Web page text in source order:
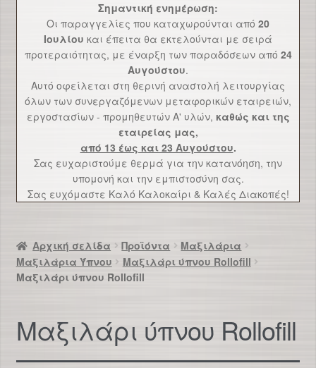
Επικοινωνία
Σημαντική ενημέρωση:
Οι παραγγελίες που καταχωρούνται από 20
Ιουλίου και έπειτα θα εκτελούνται με σειρά
προτεραιότητας, με έναρξη των παραδόσεων από 24
Αυγούστου.
Αυτό οφείλεται στη θερινή αναστολή λειτουργίας
όλων των συνεργαζόμενων μεταφορικών εταιρειών,
εργοστασίων - προμηθευτών Α' υλών, καθώς και της
εταιρείας μας,
από 13 έως και 23 Αυγούστου.
Σας ευχαριστούμε θερμά για την κατανόηση, την
υπομονή και την εμπιστοσύνη σας.
Σας ευχόμαστε Καλό Καλοκαίρι & Καλές Διακοπές!
Αρχική σελίδα Προϊόντα
Μαξιλάρια
Μαξιλάρια Ύπνου
Μαξιλάρι ύπνου Rollofill
Μαξιλάρι ύπνου Rollofill
Μαξιλάρι ύπνου Rollofill